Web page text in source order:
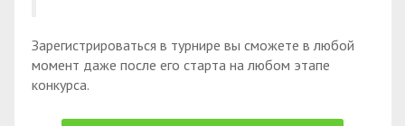
Зарегистрироваться в турнире вы сможете в любой
момент даже после его старта на любом этапе
конкурса.